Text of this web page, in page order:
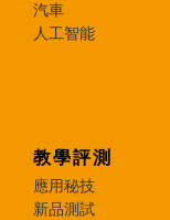
汽車
人工智能
教學評測
應用秘技
新品測試